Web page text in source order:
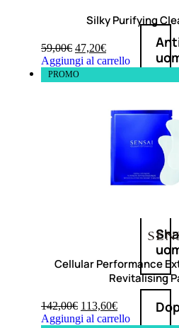
Silky Purifying
59,00€ 47,20€
Aggiungi al carrello
PROMO
Cellular Performance
Revitalising
142,00€ 113,60€
Aggiungi al carrello